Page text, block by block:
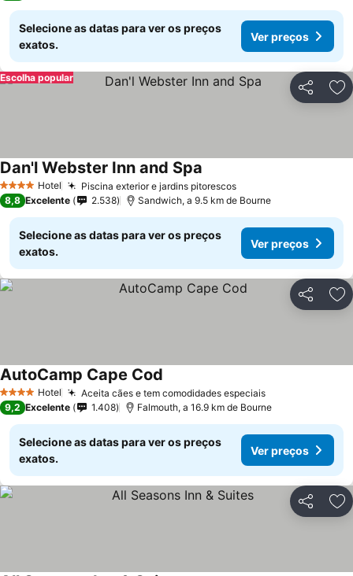
Selecione as datas para ver os preços
exatos.
Ver preços
Partilhar
Escolha popular
4 EstrelasHotel Piscina exterior e jardins pitorescos
Dan'l Webster Inn and Spa
8,8 Excelente 2.538 Sandwich, a 9.5 km de Bourne
Selecione as datas para ver os preços
exatos.
Ver preços
Partilhar
4 EstrelasHotel Aceita cães e tem comodidades especiais
AutoCamp Cape Cod
9,2 Excelente 1.408 Falmouth, a 16.9 km de Bourne
Selecione as datas para ver os preços
exatos.
Ver preços
Partilhar